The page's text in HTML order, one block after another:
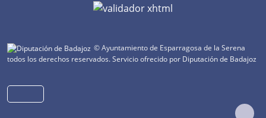
© Ayuntamiento de Esparragosa de la Serena
todos los derechos reservados.Servicio ofrecido por Diputación de Badajoz